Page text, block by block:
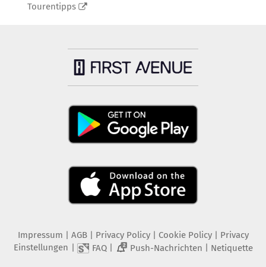
Tourentipps
Impressum AGB Privacy Policy| Cookie Policy| Privacy
Einstellungen
FAQ| 2 Push-Nachrichten Netiquette